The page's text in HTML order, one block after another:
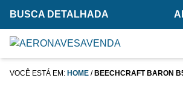
BUSCA DETALHADA
VOCÊ ESTÁ EM: HOME / BEECHCRAFT BARON